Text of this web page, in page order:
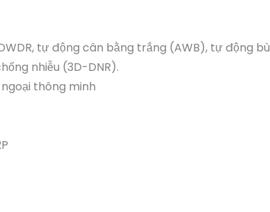
tự động cân bằng trắng (AWB), tự động bù
nhiễu (3D-DNR).
thông minh